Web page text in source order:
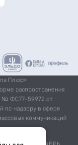
Плюс»
распространения
№ ФС77-59972 от
по надзору в сфере
коммуникаций